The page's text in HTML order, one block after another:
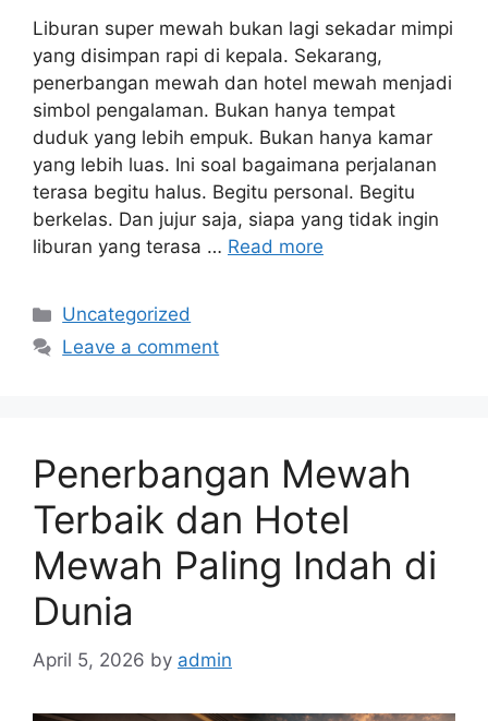
Liburan super mewah bukan lagi sekadar mimpi
yang disimpan rapi di kepala. Sekarang,
penerbangan mewah dan hotel mewah menjadi
simbol pengalaman. Bukan hanya tempat
duduk yang lebih empuk. Bukan hanya kamar
yang lebih luas. Ini soal bagaimana perjalanan
terasa begitu halus. Begitu personal. Begitu
berkelas. Dan jujur saja, siapa yang tidak ingin
liburan yang terasa … Read more
Categories
Uncategorized
Leave a comment
Penerbangan Mewah
Terbaik dan Hotel
Mewah Paling Indah di
Dunia
April 5, 2026 by admin